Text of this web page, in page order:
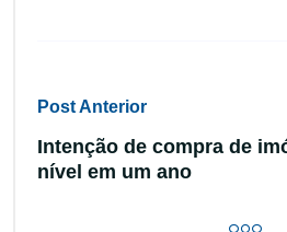
Post Anterior
Intenção de compra de
nível em um ano